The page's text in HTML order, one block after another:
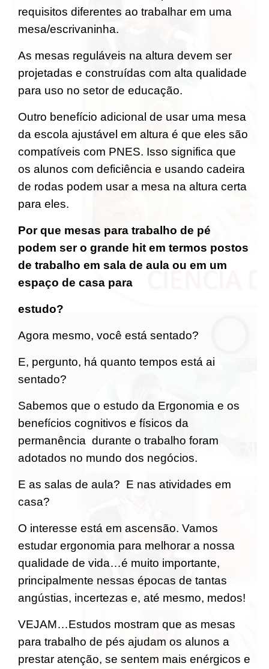
requisitos diferentes ao trabalhar em uma
mesa/escrivaninha.
As mesas reguláveis na altura devem ser
projetadas e construídas com alta qualidade
para uso no setor de educação.
Outro benefício adicional de usar uma mesa
da escola ajustável em altura é que eles são
compatíveis com PNES. Isso significa que
os alunos com deficiência e usando cadeira
de rodas podem usar a mesa na altura certa
para eles.
Por que mesas para trabalho de pé
podem ser o grande hit em termos postos
de trabalho em sala de aula ou em um
espaço de casa para
estudo?
Agora mesmo, você está sentado?
E, pergunto, há quanto tempos está ai
sentado?
Sabemos que o estudo da Ergonomia e os
benefícios cognitivos e físicos da
permanência durante o trabalho foram
adotados no mundo dos negócios.
E as salas de aula? E nas atividades em
casa?
O interesse está em ascensão. Vamos
estudar ergonomia para melhorar a nossa
qualidade de vida…é muito importante,
principalmente nessas épocas de tantas
angústias, incertezas e, até mesmo, medos!
VEJAM…Estudos mostram que as mesas
para trabalho de pés ajudam os alunos a
prestar atenção, se sentem mais enérgicos e